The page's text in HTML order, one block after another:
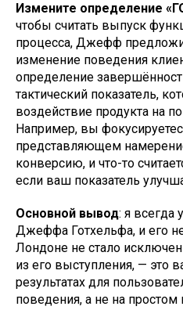
Измените определение
чтобы считать выпуск
процесса, Джефф
изменение поведения
определение
тактический показатель,
воздействие продукта на
Например, вы
представляющем
конверсию, и что-то
если ваш показатель
Основной вывод: я всегда
Джеффа Готхельфа, и его
Лондоне не стало
из его выступления, — это
результатах для
поведения, а не на